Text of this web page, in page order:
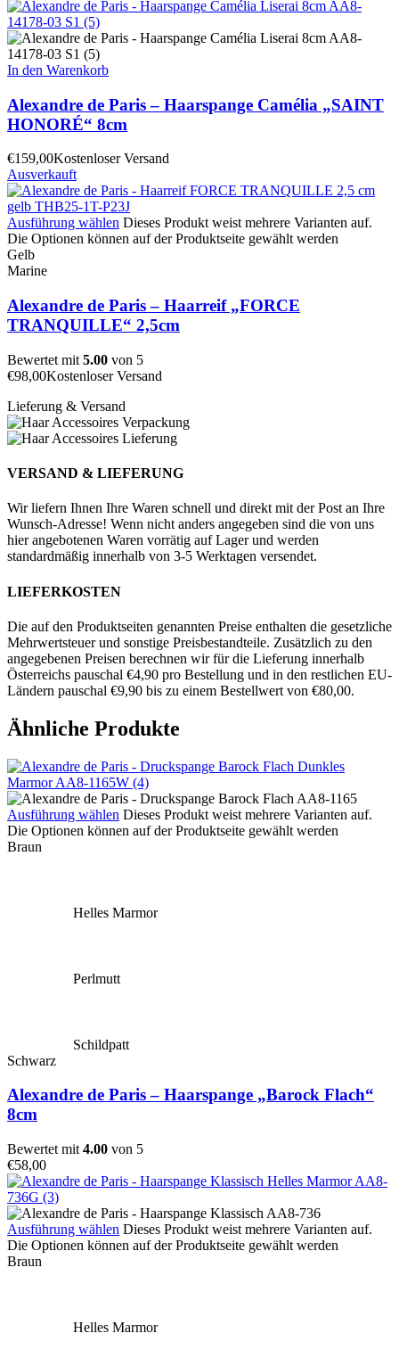
In den Warenkorb
Alexandre de Paris – Haarspange Camélia „SAINT
HONORÉ“ 8cm
€159,00Kostenloser Versand
Ausverkauft
Ausführung wählen Dieses Produkt weist mehrere Varianten auf.
Die Optionen können auf der Produktseite gewählt werden
Gelb
Marine
Alexandre de Paris – Haarreif „FORCE
TRANQUILLE“ 2,5cm
Bewertet mit 5.00 von 5
€98,00Kostenloser Versand
Lieferung & Versand
VERSAND & LIEFERUNG
Wir liefern Ihnen Ihre Waren schnell und direkt mit der Post an Ihre
Wunsch-Adresse! Wenn nicht anders angegeben sind die von uns
hier angebotenen Waren vorrätig auf Lager und werden
standardmäßig innerhalb von 3-5 Werktagen versendet.
LIEFERKOSTEN
Die auf den Produktseiten genannten Preise enthalten die gesetzliche
Mehrwertsteuer und sonstige Preisbestandteile. Zusätzlich zu den
angegebenen Preisen berechnen wir für die Lieferung innerhalb
Österreichs pauschal €4,90 pro Bestellung und in den restlichen EU-
Ländern pauschal €9,90 bis zu einem Bestellwert von €80,00.
Ähnliche Produkte
Ausführung wählen Dieses Produkt weist mehrere Varianten auf.
Die Optionen können auf der Produktseite gewählt werden
Braun
Helles Marmor
Perlmutt
Schildpatt
Schwarz
Alexandre de Paris – Haarspange „Barock Flach“
8cm
Bewertet mit 4.00 von 5
€58,00
Ausführung wählen Dieses Produkt weist mehrere Varianten auf.
Die Optionen können auf der Produktseite gewählt werden
Braun
Helles Marmor